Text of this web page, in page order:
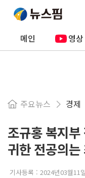
메인 영상
주요뉴스 경제
조규홍 복지
귀한 전공의
기사등록 : 2024년03월11